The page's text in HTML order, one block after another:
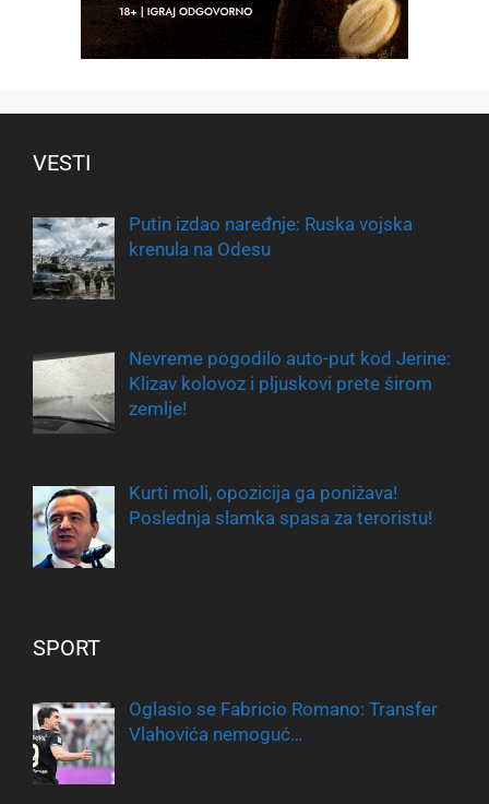
VESTI
Putin izdao naređnje: Ruska vojska
krenula na Odesu
Nevreme pogodilo auto-put kod Jerine:
Klizav kolovoz i pljuskovi prete širom
zemlje!
Kurti moli, opozicija ga ponižava!
Poslednja slamka spasa za teroristu!
SPORT
Oglasio se Fabricio Romano: Transfer
Vlahovića nemoguć…